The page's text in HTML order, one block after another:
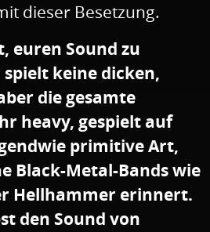
dieser Besetzung.
euren Sound zu
keine dicken,
die gesamte
heavy, gespielt auf
primitive Art,
Black-Metal-Bands wie
Hellhammer erinnert.
den Sound von